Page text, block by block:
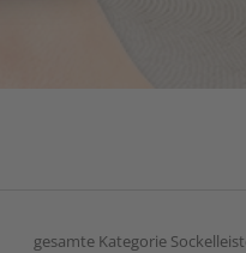
gesamte Kategorie